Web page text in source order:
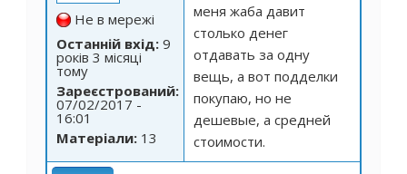
Не в мережі
Останній вхід: 9
років 3 місяці
тому
Зареєстрований:
07/02/2017 -
16:01
Матеріали: 13
меня жаба давит
столько денег
отдавать за одну
вещь, а вот подделки
покупаю, но не
дешевые, а средней
стоимости.